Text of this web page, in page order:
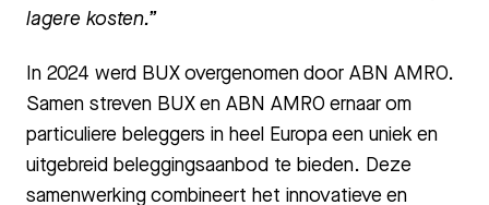
lagere kosten.”
In 2024 werd BUX overgenomen door ABN AMRO.
Samen streven BUX en ABN AMRO ernaar om
particuliere beleggers in heel Europa een uniek en
uitgebreid beleggingsaanbod te bieden. Deze
samenwerking combineert het innovatieve en